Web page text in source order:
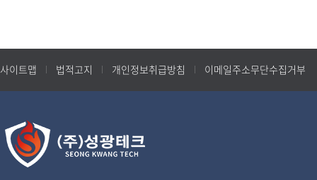
사이트맵 법적고지 개인정보취급방침 이메일주소무단수집거부